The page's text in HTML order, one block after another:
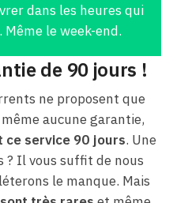
dans les heures qui
le week-end.
de 90 jours !
ne proposent que
aucune garantie,
ce service 90 jours. Une
? Il vous suffit de nous
le manque. Mais